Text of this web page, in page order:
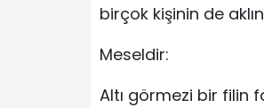
birçok kişinin de
Meseldir:
Altı görmezi bir filin